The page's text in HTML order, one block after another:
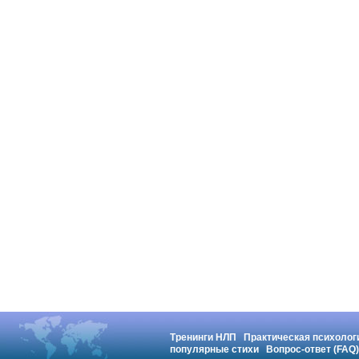
Тренинги НЛП
Практическая
популярные стихи
Вопрос-ответ (FAQ)